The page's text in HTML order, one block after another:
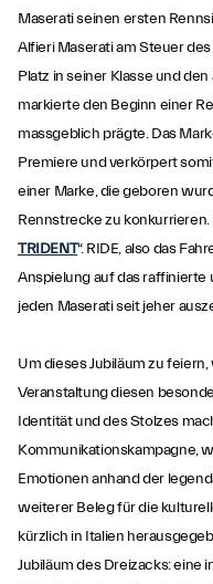
Maserati seinen ersten
Alfieri Maserati am Steuer
Platz in seiner Klasse und
markierte den Beginn einer
massgeblich prägte. Das
Premiere und verkörpert
einer Marke, die geboren
Rennstrecke zu konkurrieren.
TRIDENT“. RIDE, also das
Anspielung auf das raffinierte
jeden Maserati seit jeher
Um dieses Jubiläum zu
Veranstaltung diesen
Identität und des Stolzes
Kommunikationskampagne,
Emotionen anhand der
weiterer Beleg für die
kürzlich in Italien
Jubiläum des Dreizacks: eine